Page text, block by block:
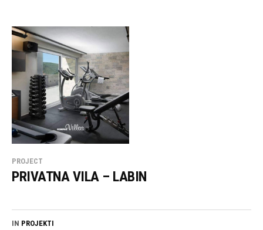
PROJECT
PRIVATNA VILA – LABIN
IN PROJEKTI